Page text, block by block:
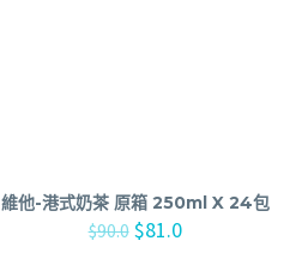
維他-港式奶茶 原箱 250ml X 24包
$90.0 $81.0